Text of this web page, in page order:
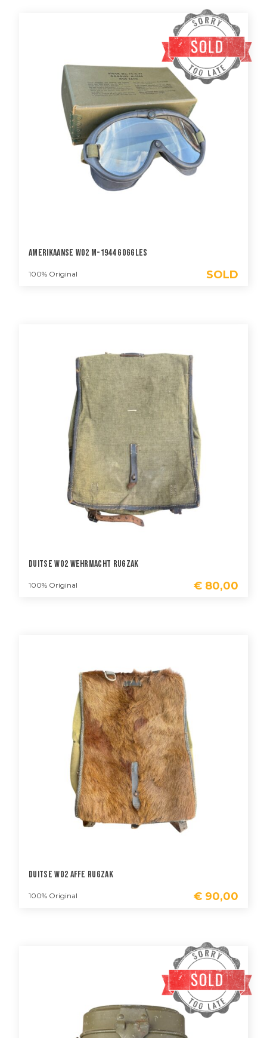
Amerikaanse WO2 M-1944 Goggles
100% Original SOLD
Duitse WO2 Wehrmacht Rugzak
100% Original € 80,00
Duitse WO2 Affe Rugzak
100% Original € 90,00